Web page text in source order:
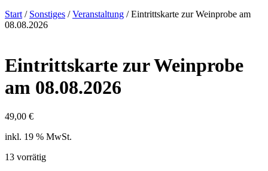
Start / Sonstiges /Veranstaltung / Eintrittskarte zur Weinprobe am
08.08.2026
Eintrittskarte zur Weinprobe
am 08.08.2026
49,00 €
inkl. 19 % MwSt.
13 vorrätig